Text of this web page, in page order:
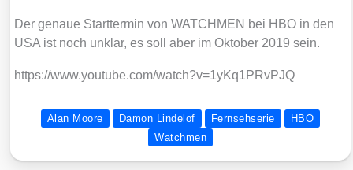
Der genaue Start­ter­min von WATCHMEN bei HBO in den
USA ist noch unklar, es soll aber im Okto­ber 2019 sein.
https://​www​.you​tube​.com/​w​a​t​c​h​?​v​=​1​y​K​q​1​P​R​v​PJQ
Alan Moore Damon Lindelof Fernsehserie
HBO
Watchmen